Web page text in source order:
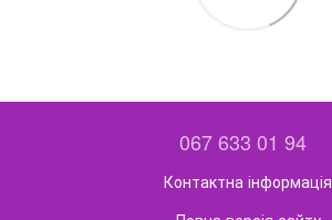
067 633 01 94
Контактна інформація